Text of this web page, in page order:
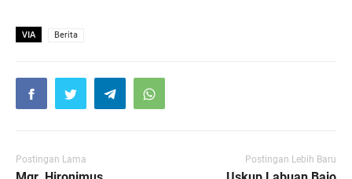
VIA Berita
Postingan Lama Postingan Lebih Baru